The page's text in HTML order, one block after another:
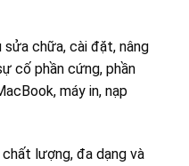
sửa chữa, cài đặt, nâng
cố phần cứng, phần
máy in, nạp
lượng, đa dạng và